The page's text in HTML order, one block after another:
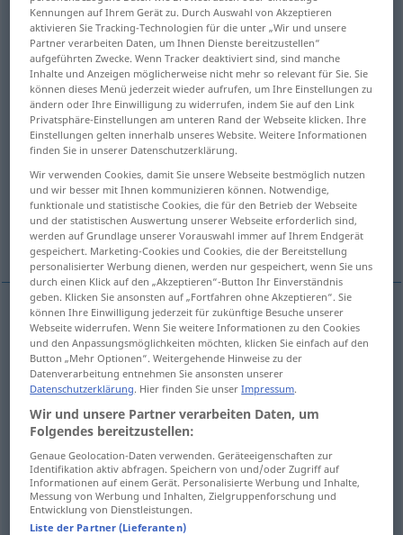
Übersicht aller Übersetzungen
(Für mehr Details die Übersetzung anklicken/antippen)
gehend, wandernd
Geh…, Marsch…, Spazier…
Gespann…, Hand…
schwingend, schwankend Statisten…
gehend,wandernd walking
Geh…, Marsch…, Spazier… walkingrelating to
walking
Gespann…, Hand… walking
Kennungen auf Ihrem Gerät zu. Durch Auswahl von Akzeptieren
aktivieren Sie Tracking-Technologien für die unter „Wir und unsere
Partner verarbeiten Daten, um Ihnen Dienste bereitzustellen“
aufgeführten Zwecke. Wenn Tracker deaktiviert sind, sind manche
Inhalte und Anzeigen möglicherweise nicht mehr so relevant für Sie. Sie
können dieses Menü jederzeit wieder aufrufen, um Ihre Einstellungen zu
ändern oder Ihre Einwilligung zu widerrufen, indem Sie auf den Link
Privatsphäre-Einstellungen am unteren Rand der Webseite klicken. Ihre
Einstellungen gelten innerhalb unseres Website. Weitere Informationen
finden Sie in unserer Datenschutzerklärung.
Wir verwenden Cookies, damit Sie unsere Webseite bestmöglich nutzen
und wir besser mit Ihnen kommunizieren können. Notwendige,
funktionale und statistische Cookies, die für den Betrieb der Webseite
und der statistischen Auswertung unserer Webseite erforderlich sind,
werden auf Grundlage unserer Vorauswahl immer auf Ihrem Endgerät
gespeichert. Marketing-Cookies und Cookies, die der Bereitstellung
personalisierter Werbung dienen, werden nur gespeichert, wenn Sie uns
durch einen Klick auf den „Akzeptieren“-Button Ihr Einverständnis
geben. Klicken Sie ansonsten auf „Fortfahren ohne Akzeptieren“. Sie
können Ihre Einwilligung jederzeit für zukünftige Besuche unserer
Webseite widerrufen. Wenn Sie weitere Informationen zu den Cookies
und den Anpassungsmöglichkeiten möchten, klicken Sie einfach auf den
Button „Mehr Optionen“. Weitergehende Hinweise zu der
Datenverarbeitung entnehmen Sie ansonsten unserer
Datenschutzerklärung. Hier finden Sie unserImpressum.
Wir und unsere Partner verarbeiten Daten, um
Folgendes bereitzustellen:
Genaue Geolocation-Daten verwenden. Geräteeigenschaften zur
Identifikation aktiv abfragen. Speichern von und/oder Zugriff auf
Informationen auf einem Gerät. Personalisierte Werbung und Inhalte,
Messung von Werbung und Inhalten, Zielgruppenforschung und
Entwicklung von Dienstleistungen.
Liste der Partner (Lieferanten)